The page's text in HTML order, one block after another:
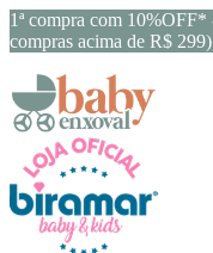
1ª compra com
compras acima de R$ 299)